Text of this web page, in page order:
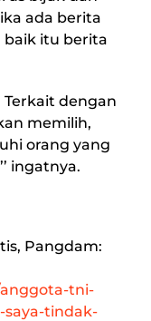
ada berita
baik itu berita
Terkait dengan
memilih,
orang yang
ingatnya.
Pangdam:
tni-
tindak-